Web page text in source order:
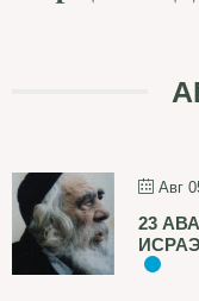
Авг
23